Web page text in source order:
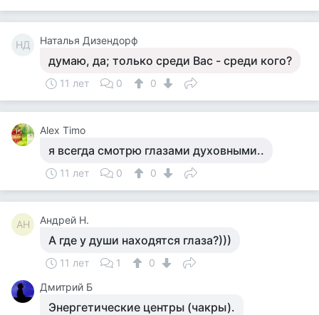
НД Наталья Дизендорф
думаю, да; только среди Вас - среди кого?
11 лет 0 0
Alex Timo
я всегда смотрю глазами духовными..
11 лет 0 0
АН Андрей Н.
А где у души находятся глаза?)))
11 лет 1
0
Дмитрий Б
Энергетические центры (чакры).